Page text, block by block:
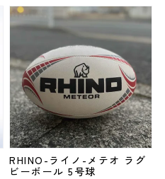
RHINO-ライノ-メテオ ラグ
ビーボール 5号球